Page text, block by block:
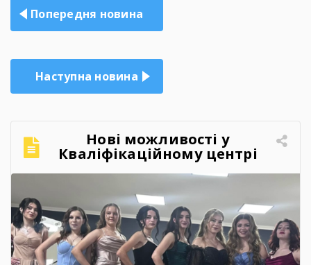
Навігація
записів
Попередня новина
Наступна новина
Нові можливості у
Кваліфікаційному центрі
Брошнівського професійного
лісопромислового ліцею!